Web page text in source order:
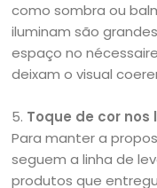
como sombra ou
iluminam são
espaço no
deixam o visual
5. Toque de cor nos
Para manter a
seguem a linha de
produtos que